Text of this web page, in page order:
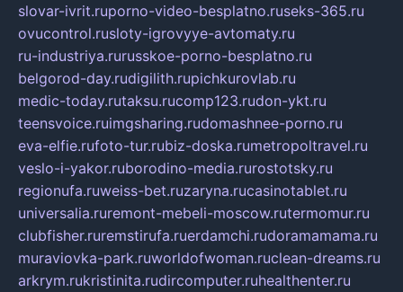
slovar-ivrit.ruporno-video-besplatno.ruseks-365.ru
ovucontrol.rusloty-igrovyye-avtomaty.ru
ru-industriya.rurusskoe-porno-besplatno.ru
belgorod-day.rudigilith.rupichkurovlab.ru
medic-today.rutaksu.rucomp123.rudon-ykt.ru
teensvoice.ruimgsharing.rudomashnee-porno.ru
eva-elfie.rufoto-tur.rubiz-doska.rumetropoltravel.ru
veslo-i-yakor.ruborodino-media.rurostotsky.ru
regionufa.ruweiss-bet.ruzaryna.rucasinotablet.ru
universalia.ruremont-mebeli-moscow.rutermomur.ru
clubfisher.ruremstirufa.ruerdamchi.rudoramamama.ru
muraviovka-park.ruworldofwoman.ruclean-dreams.ru
arkrym.rukristinita.rudircomputer.ruhealthenter.ru